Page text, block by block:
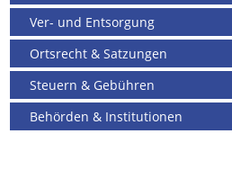
Ver- und Entsorgung
Ortsrecht & Satzungen
Steuern & Gebühren
Behörden & Institutionen